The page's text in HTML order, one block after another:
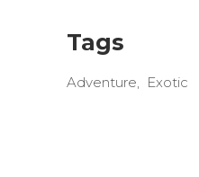
Tags
Adventure Exotic